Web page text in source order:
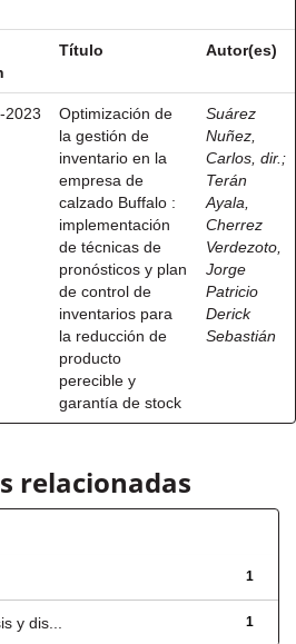
Título Autor(es)
2023
Optimización de
la gestión de
inventario en la
empresa de
calzado Buffalo :
implementación
de técnicas de
pronósticos y plan
de control de
inventarios para
la reducción de
producto
perecible y
garantía de stock
Suárez
Nuñez,
Carlos, dir. ;
Terán
Ayala,
Cherrez
Verdezoto,
Jorge
Patricio
Derick
Sebastián
relacionadas
1
1
y dis...